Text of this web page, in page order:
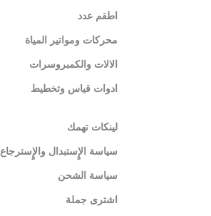
اطقم عدد
محركات ومواتير المياة
الالات والكمبروسرات
ادوات قياس وتخطيط
لينكات تهمك
سياسة الإٍستبدال والإٍسترجاع
سياسة الشحن
اشترى جملة